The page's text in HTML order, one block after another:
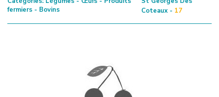
fermiers - Bovins
Coteaux - 17